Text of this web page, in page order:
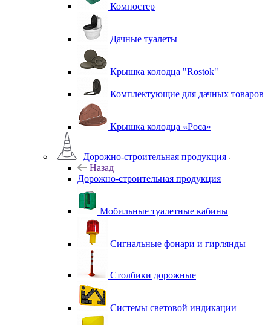
Компостер
Дачные туалеты
Крышка колодца "Rostok"
Комплектующие для дачных товаров
Крышка колодца «Роса»
Дорожно-строительная продукция
Назад
Дорожно-строительная продукция
Мобильные туалетные кабины
Сигнальные фонари и гирлянды
Столбики дорожные
Системы световой индикации